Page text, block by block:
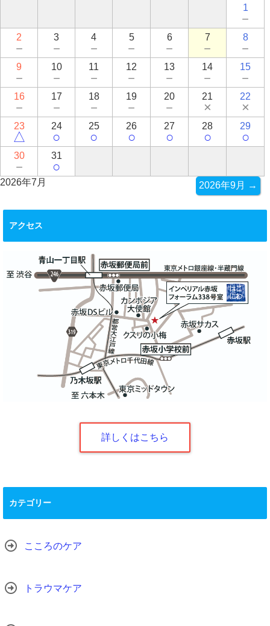
1
－
2
－
3
－
4
－
5
－
6
－
7
－
8
－
9
－
10
－
11
－
12
－
13
－
14
－
15
－
16
－
17
－
18
－
19
－
20
－
21
×
22
×
23
△
24
○
25
○
26
○
27
○
28
○
29
○
30
－
31
○
2026年7月 2026年9月 →
アクセス
詳しくはこちら
カテゴリー
こころのケア
トラウマケア